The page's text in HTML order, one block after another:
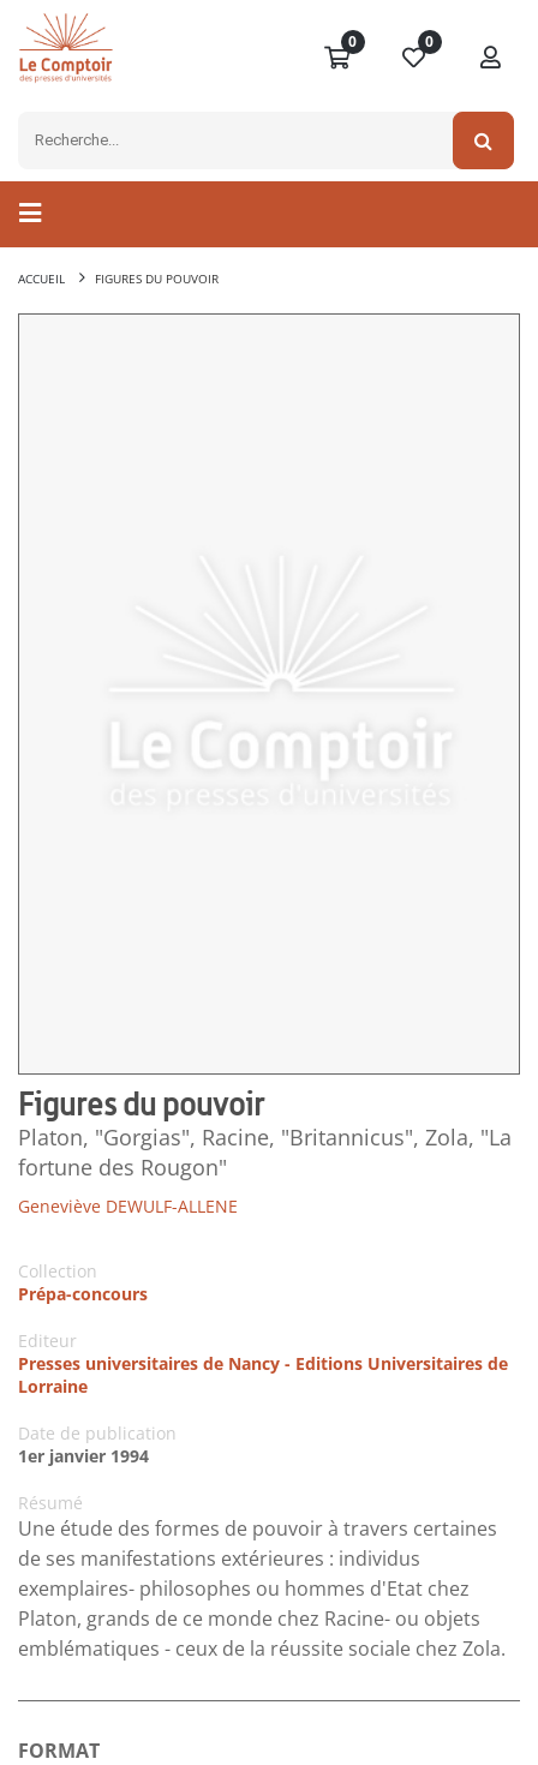
0 0
ACCUEIL FIGURES DU POUVOIR
Figures du pouvoir
Platon, "Gorgias", Racine, "Britannicus", Zola, "La
fortune des Rougon"
Geneviève DEWULF-ALLENE
Collection
Prépa-concours
Editeur
Presses universitaires de Nancy - Editions Universitaires de
Lorraine
Date de publication
1er janvier 1994
Résumé
Une étude des formes de pouvoir à travers certaines
de ses manifestations extérieures : individus
exemplaires- philosophes ou hommes d'Etat chez
Platon, grands de ce monde chez Racine- ou objets
emblématiques - ceux de la réussite sociale chez Zola.
FORMAT